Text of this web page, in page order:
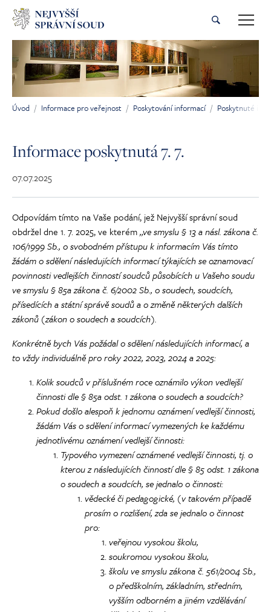
Přeskočit na hlavní obsah
Jsi tady:
Úvod Informace pro veřejnost Poskytování informací Poskytnuté
Informace poskytnutá 7. 7.
07.07.2025
Odpovídám tímto na Vaše podání, jež Nejvyšší správní soud
obdržel dne 1. 7. 2025, ve kterém„ve smyslu § 13 a násl. zákona č.
106/1999 Sb., o svobodném přístupu k informacím Vás tímto
žádám o sdělení následujících informací týkajících se oznamovací
povinnosti vedlejších činností soudců působících u Vašeho soudu
ve smyslu § 85a zákona č. 6/2002 Sb., o soudech, soudcích,
přísedících a státní správě soudů a o změně některých dalších
zákonů (zákon o soudech a soudcích).
Konkrétně bych Vás požádal o sdělení následujících informací, a
to vždy individuálně pro roky 2022, 2023, 2024 a 2025:
Kolik soudců v příslušném roce oznámilo výkon vedlejší
činnosti dle § 85a odst. 1 zákona o soudech a soudcích?
Pokud došlo alespoň k jednomu oznámení vedlejší činnosti,
žádám Vás o sdělení informací vymezených ke každému
jednotlivému oznámení vedlejší činnosti:
Typového vymezení oznámené vedlejší činnosti, tj. o
kterou z následujících činností dle § 85 odst. 1 zákona
o soudech a soudcích, se jednalo o činnosti:
vědecké či pedagogické, (v takovém případě
prosím o rozlišení, zda se jednalo o činnost
pro:
veřejnou vysokou školu,
soukromou vysokou školu,
školu ve smyslu zákona č. 561/2004 Sb.,
o předškolním, základním, středním,
vyšším odborném a jiném vzdělávání